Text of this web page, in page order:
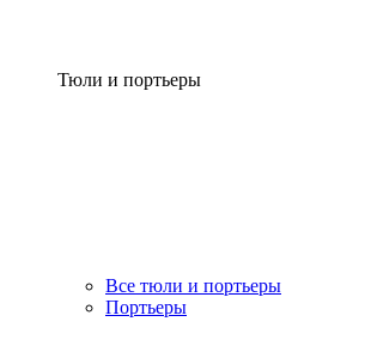
Тюли и портьеры
Все тюли и портьеры
Портьеры